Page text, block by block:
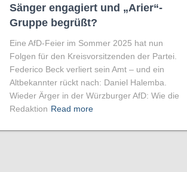
Sänger engagiert und „Arier“-
Gruppe begrüßt?
Eine AfD-Feier im Sommer 2025 hat nun
Folgen für den Kreisvorsitzenden der Partei.
Federico Beck verliert sein Amt – und ein
Altbekannter rückt nach: Daniel Halemba.
Wieder Ärger in der Würzburger AfD: Wie die
Redaktion Read more